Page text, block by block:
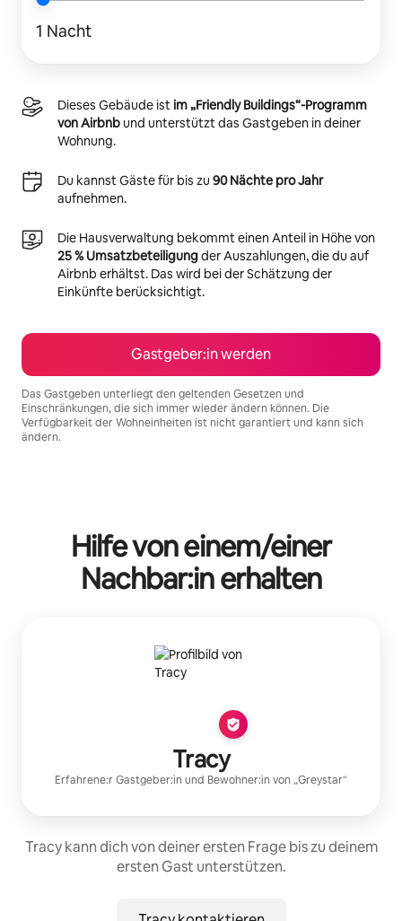
1 Nacht
Dieses Gebäude istim „Friendly Buildings“-Programm
von Airbnbund unterstützt das Gastgeben in deiner
Wohnung.
Du kannst Gäste für bis zu 90 Nächte pro Jahr
aufnehmen.
Die Hausverwaltung bekommt einen Anteil in Höhe von
25 % Umsatzbeteiligungder Auszahlungen, die du auf
Airbnb erhältst. Das wird bei der Schätzung der
Einkünfte berücksichtigt.
Gastgeber:in werden
Das Gastgeben unterliegt den geltenden Gesetzen und
Einschränkungen, die sich immer wieder ändern können. Die
Verfügbarkeit der Wohneinheiten ist nicht garantiert und kann sich
ändern.
Hilfe von einem/einer
Nachbar:in erhalten
Tracy
Erfahrene:r Gastgeber:in und Bewohner:in von „Greystar“
Tracy kann dich von deiner ersten Frage bis zu deinem
ersten Gast unterstützen.